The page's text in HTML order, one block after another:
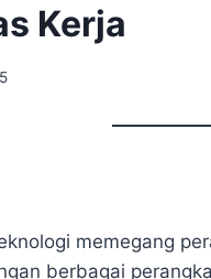
Kerja
memegang
berbagai